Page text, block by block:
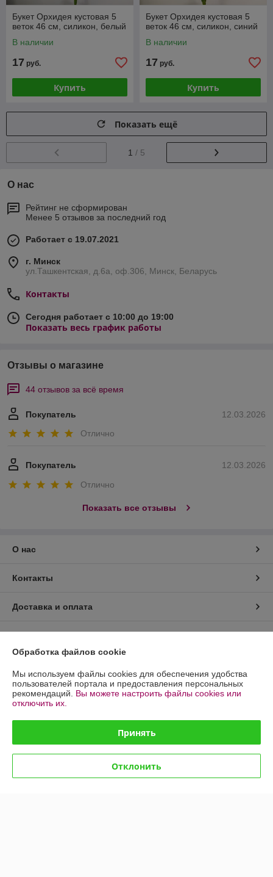
Букет Орхидея кустовая 5
веток 46 см, силикон, белый
В наличии
17 руб.
Купить
Букет Орхидея кустовая 5
веток 46 см, силикон, синий
В наличии
17 руб.
Купить
Показать ещё
1 / 5
О нас
Рейтинг не сформирован
Менее 5 отзывов за последний год
Работает с 19.07.2021
г. Минск
ул.Ташкентская, д.6а, оф.306, Минск, Беларусь
Контакты
Сегодня работает с 10:00 до 19:00
Показать весь график работы
Отзывы о магазине
44 отзывов за всё время
12.03.2026
Покупатель
Отлично
12.03.2026
Покупатель
Отлично
Показать все отзывы
О нас
Контакты
Доставка и оплата
График работы
Политика обработки cookies
Сайт создан на платформе Deal.by
Индивидуальный предприниматель:ИП Козик Ольга Васильевна
Обработка файлов cookie
Мы используем файлы cookies для обеспечения удобства
пользователей портала и предоставления персональных
рекомендаций. Вы можете настроить файлы cookies или
отключить их.
Принять
Отклонить